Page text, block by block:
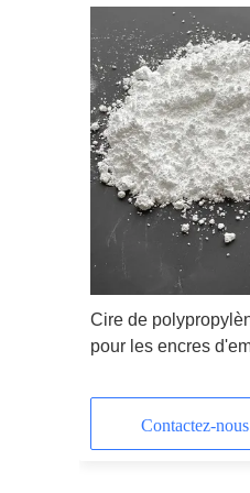
Cire de
pour les encres
Contactez-